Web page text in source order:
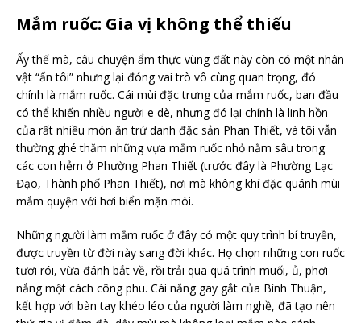
Mắm ruốc: Gia vị không thể thiếu
Ấy thế mà, câu chuyện ẩm thực vùng đất này còn có một nhân
vật “ẩn tôi” nhưng lại đóng vai trò vô cùng quan trọng, đó
chính là mắm ruốc. Cái mùi đặc trưng của mắm ruốc, ban đầu
có thể khiến nhiều người e dè, nhưng đó lại chính là linh hồn
của rất nhiều món ăn trứ danh đặc sản Phan Thiết, và tôi vẫn
thường ghé thăm những vựa mắm ruốc nhỏ nằm sâu trong
các con hẻm ở Phường Phan Thiết (trước đây là Phường Lạc
Đạo, Thành phố Phan Thiết), nơi mà không khí đặc quánh mùi
mắm quyện với hơi biển mặn mòi.
Những người làm mắm ruốc ở đây có một quy trình bí truyền,
được truyền từ đời này sang đời khác. Họ chọn những con ruốc
tươi rói, vừa đánh bắt về, rồi trải qua quá trình muối, ủ, phơi
nắng một cách công phu. Cái nắng gay gắt của Bình Thuận,
kết hợp với bàn tay khéo léo của người làm nghề, đã tạo nên